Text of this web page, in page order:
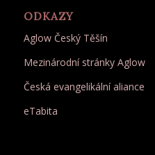
ODKAZY
Aglow Český Těšín
Mezinárodní stránky Aglow
Česká evangelikální aliance
eTabita